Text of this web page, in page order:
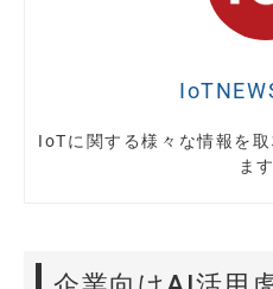
IoTに関する様々な情報を
ま